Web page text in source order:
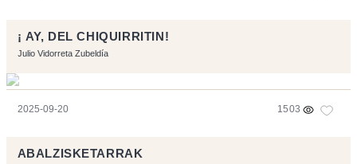
¡ AY, DEL CHIQUIRRITIN!
Julio Vidorreta Zubeldía
2025-09-20 1503
ABALZISKETARRAK